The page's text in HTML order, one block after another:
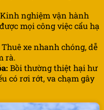
Kinh nghiệm vận hành
mọi công việc cẩu hạ
Thuê xe nhanh chóng, dễ
rà.
Bồi thường thiệt hại hư
có rơi rớt, va chạm gây